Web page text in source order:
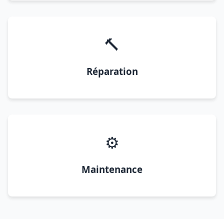
🔨
Réparation
⚙️
Maintenance